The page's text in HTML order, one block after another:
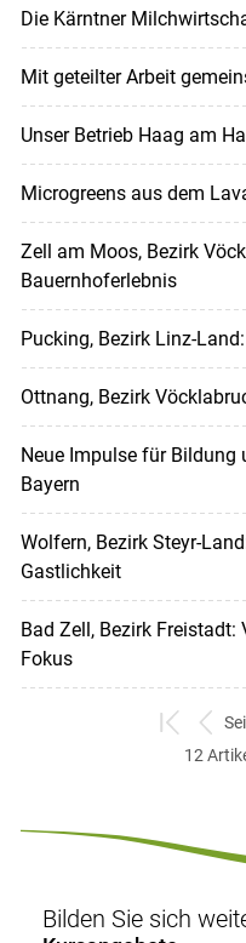
Die Kärntner
Mit geteilter Arbeit
Unser Betrieb Haag am
Microgreens aus dem
Zell am Moos, Bezirk
Bauernhoferlebnis
Pucking, Bezirk Linz-
Ottnang, Bezirk
Neue Impulse für Bildung
Bayern
Wolfern, Bezirk Steyr-
Gastlichkeit
Bad Zell, Bezirk
Fokus
zum
ersten
zurück
zum
12
Bilden Sie sich